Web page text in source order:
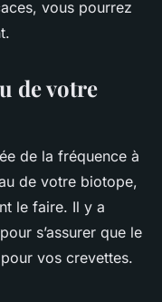
vous pourrez
de votre
de la fréquence à
de votre biotope,
le faire. Il y a
s’assurer que le
vos crevettes.